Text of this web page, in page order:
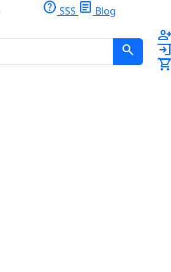
help SSS article Blog
search
person_add